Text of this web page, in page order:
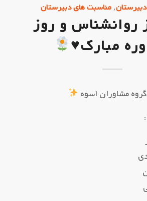
,مناسبت های دبیرستان
روانشناس و روز
مبارک♥️
مشاوران اسوه